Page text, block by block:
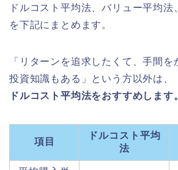
ドルコスト平均法、バリュー平均
を下記にまとめます。
「リターンを追求したくて、手間を
投資知識もある」という方以外は、
ドルコスト平均法をおすすめします
項目
ドルコスト平均
法